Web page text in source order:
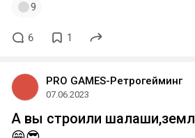
9
6 1
PRO GAMES-Ретрогейминг
07.06.2023
А вы строили